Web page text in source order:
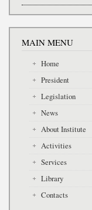
MAIN MENU
Home
President
Legislation
News
About Institute
Activities
Services
Library
Contacts